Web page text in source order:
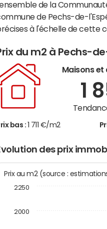
de la
de Pechs-de-
à l'échelle de cette
du m2 à Pechs-
Maisons
1
bas : 1 711 €/m2
des prix
Prix au m2 (source :
2000
2250